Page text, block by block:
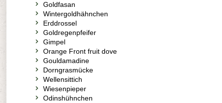
Goldfasan
Wintergoldhähnchen
Erddrossel
Goldregenpfeifer
Gimpel
Orange Front fruit dove
Gouldamadine
Dorngrasmücke
Wellensittich
Wiesenpieper
Odinshühnchen